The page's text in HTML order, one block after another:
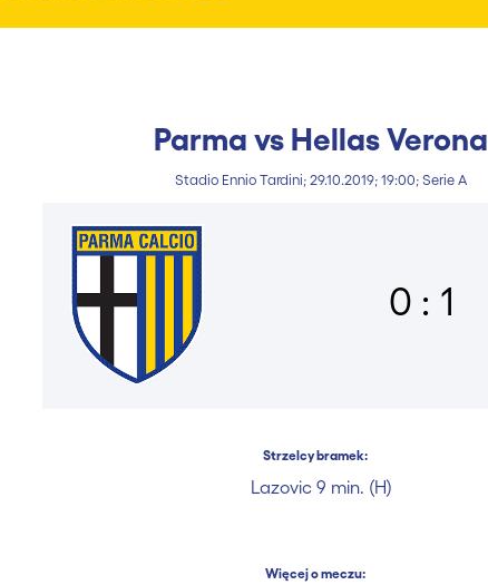
Parma vs Hellas Verona
Stadio Ennio Tardini; 29.10.2019; 19:00; Serie A
0 : 1
Strzelcy bramek:
Lazovic 9 min. (H)
Więcej o meczu: